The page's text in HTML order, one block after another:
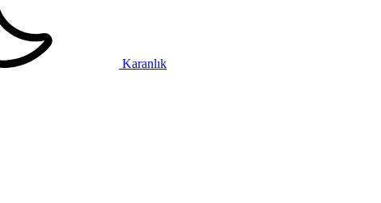
Karanlık